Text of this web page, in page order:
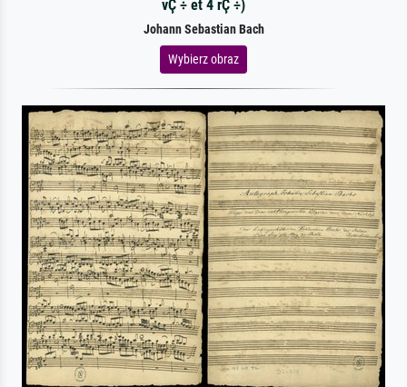
vÇ ÷ et 4 rÇ ÷)
Johann Sebastian Bach
Wybierz obraz